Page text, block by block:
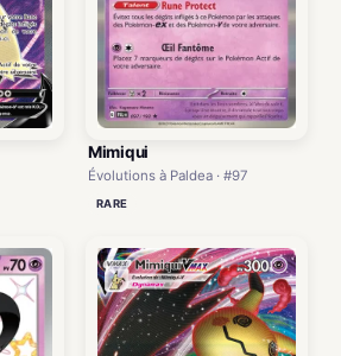
Mimiqui
Évolutions à Paldea · #97
RARE